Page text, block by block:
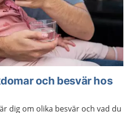
och besvär hos
dig om olika besvär och vad du